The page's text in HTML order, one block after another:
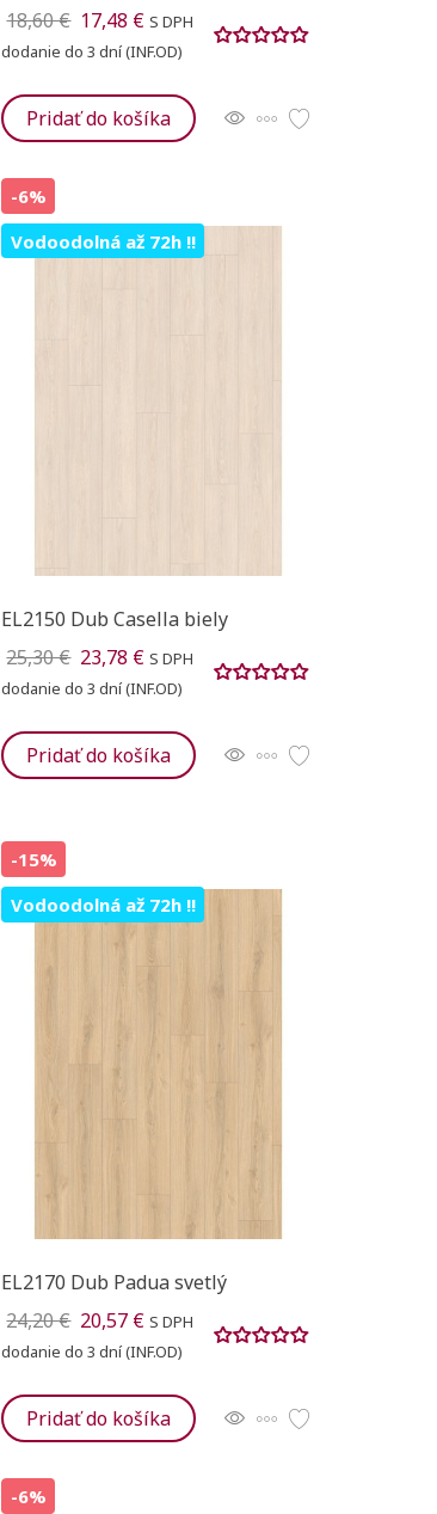
18,60 € 17,48 € S DPH
dodanie do 3 dní (INF.OD)
Pridať do košíka
-6%
Vodoodolná až 72h !!
EL2150 Dub Casella biely
25,30 € 23,78 € S DPH
dodanie do 3 dní (INF.OD)
Pridať do košíka
-15%
Vodoodolná až 72h !!
EL2170 Dub Padua svetlý
24,20 € 20,57 € S DPH
dodanie do 3 dní (INF.OD)
Pridať do košíka
-6%